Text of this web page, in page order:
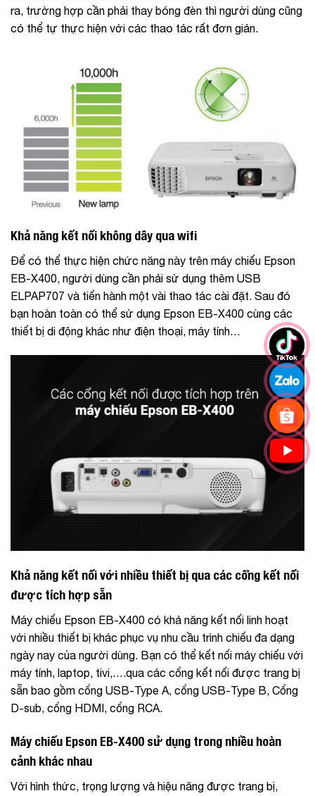
ra, trường hợp cần phải thay bóng đèn thì người dùng cũng
có thể tự thực hiện với các thao tác rất đơn giản.
Khả năng kết nối không dây qua wifi
Để có thể thực hiện chức năng này trên máy chiếu Epson
EB-X400, người dùng cần phải sử dụng thêm USB
ELPAP707 và tiến hành một vài thao tác cài đặt. Sau đó
bạn hoàn toàn có thể sử dụng Epson EB-X400 cùng các
thiết bị di động khác như điện thoại, máy tính…
Khả năng kết nối với nhiều thiết bị qua các cổng kết nối
được tích hợp sẵn
Máy chiếu Epson EB-X400 có khả năng kết nối linh hoạt
với nhiều thiết bị khác phục vụ nhu cầu trình chiếu đa dạng
ngày nay của người dùng. Bạn có thể kết nối máy chiếu với
máy tính, laptop, tivi,….qua các cổng kết nối được trang bị
sẵn bao gồm cổng USB-Type A, cổng USB-Type B, Cổng
D-sub, cổng HDMI, cổng RCA.
Máy chiếu Epson EB-X400 sử dụng trong nhiều hoàn
cảnh khác nhau
Với hình thức, trọng lượng và hiệu năng được trang bị,